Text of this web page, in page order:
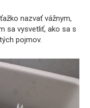
nazvať vážnym,
sa vysvetliť, ako sa s
pojmov.